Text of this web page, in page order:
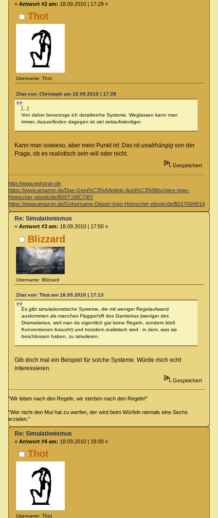
Thot
Username: Thot
« Antwort #2 am: 18.09.2010 | 17:29 »
Zitat von: Christoph am 18.09.2010 | 17:28
[...]
Von daher bevorzuge ich detailreiche Systeme. Weglassen kann man
immer, dazuerfinden dagegen ist viel zeitaufwändiger.
Kann man sowieso, aber mein Punkt ist: Das ist unabhängigvon der
Frage, ob es realistisch sein will oder nicht.
Gespeichert
http://www.ephoran.de
https://www.amazon.de/Das-Gest%C3%A4ndnis-Ausl%C3%B6schers-Ingo-
Heinscher-ebook/dp/B00T1WCQBY
https://www.amazon.de/Gehorsame-Diener-Ingo-Heinscher-ebook/dp/B01706N814
Blizzard
Username: Blizzard
Re: Simulationismus
« Antwort #3 am: 18.09.2010 | 17:50 »
Zitat von: Thot am 18.09.2010 | 17:13
Es gibt simulationistische Systeme, die mit weniger Regelaufwand
auskommen als manches Flaggschiff des Gamismus (weniger des
Dramatismus, weil man da eigentlich gar keine Regeln, sondern bloß
Konventionen braucht) und trotzdem realistisch sind - in dem, was sie
beschlossen haben, zu simulieren.
Gib doch mal ein Beispiel für solche Systeme. Würde mich echt
interessieren.
Gespeichert
"Wir leben nach den Regeln, wir sterben nach den Regeln!"
"Wer nicht den Mut hat zu werfen, der wird beim Würfeln niemals eine Sechs
erzielen."
Thot
Username: Thot
Re: Simulationismus
« Antwort #4 am: 18.09.2010 | 18:00 »